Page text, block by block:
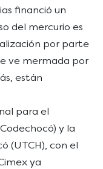
financió un
del mercurio es
por parte
ve mermada por
están
para el
y la
(UTCH), con el
ya